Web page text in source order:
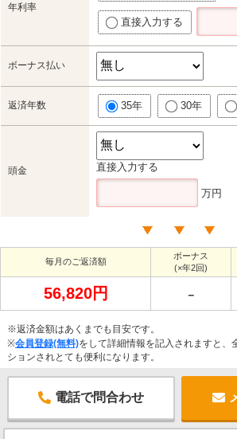
年利率
直接入力する
ボーナス払い
返済年数 35年 30年
頭金 直接入力する
万円
毎月のご返済額
ボーナス
(×年2回)
56,820円 －
※返済金額はあくまでも目安です。
※会員登録(無料)をして詳細情報を記入されますと、
ションされとても便利になります。
電話で問合わせ